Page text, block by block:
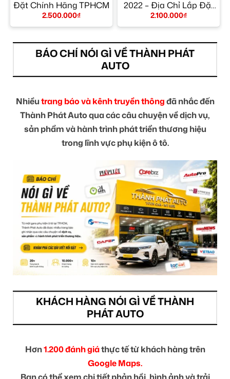
Đặt Chính Hãng TPHCM
2.500.000₫
2022 – Địa Chỉ Lắp Đặt
Uy Tín TPHCM
2.100.000₫
BÁO CHÍ NÓI GÌ VỀ THÀNH PHÁT
AUTO
Nhiềutrang báo và kênh truyền thôngđã nhắc đến
Thành Phát Auto qua các câu chuyện về dịch vụ,
sản phẩm và hành trình phát triển thương hiệu
trong lĩnh vực phụ kiện ô tô.
KHÁCH HÀNG NÓI GÌ VỀ THÀNH
PHÁT AUTO
Hơn1.200 đánh giáthực tế từ khách hàng trên
Google Maps.